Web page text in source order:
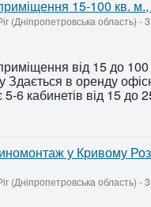
15-100 кв.
(Дніпропетровська область) -
від 15 до
Здається в оренду
6 кабинетів від 15 до
у Кривому
(Дніпропетровська область) -